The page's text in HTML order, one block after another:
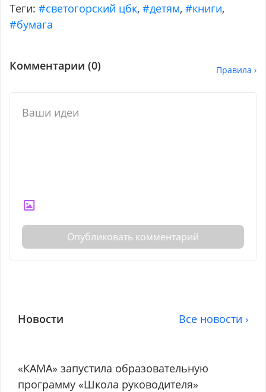
Теги: #светогорский цбк,#детям,#книги,
#бумага
Комментарии (0) Правила ›
Опубликовать комментарий
Новости Все новости ›
«КАМА» запустила образовательную
программу «Школа руководителя»